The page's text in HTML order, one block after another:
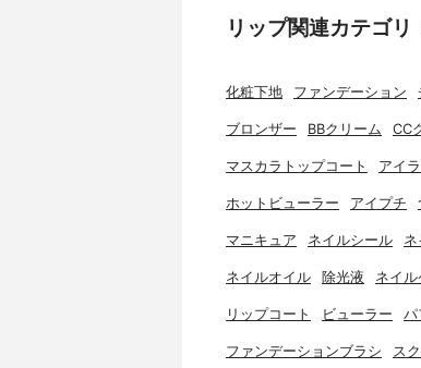
リップ関連カテゴ
化粧下地 ファンデーション
ブロンザー BBクリーム CC
マスカラトップコート アイ
ホットビューラー アイプチ
マニキュア ネイルシール ネ
ネイルオイル 除光液 ネイル
リップコート ビューラー パ
ファンデーションブラシ ス